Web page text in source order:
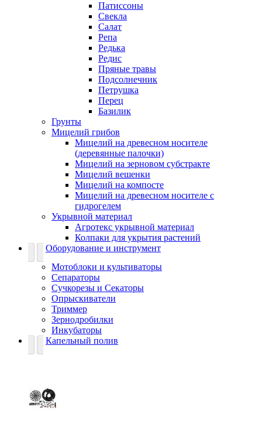
Патиссоны
Свекла
Салат
Репа
Редька
Редис
Пряные травы
Подсолнечник
Петрушка
Перец
Базилик
Грунты
Мицелий грибов
Мицелий на древесном носителе
(деревянные палочки)
Мицелий на зерновом субстракте
Мицелий вешенки
Мицелий на компосте
Мицелий на древесном носителе с
гидрогелем
Укрывной материал
Агротекс укрывной материал
Колпаки для укрытия растений
Оборудование и инструмент
Мотоблоки и культиваторы
Сепараторы
Сучкорезы и Секаторы
Опрыскиватели
Триммер
Зернодробилки
Инкубаторы
Капельный полив